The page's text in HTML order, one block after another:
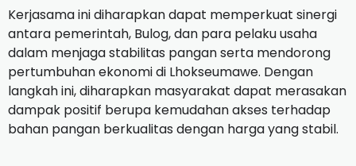
Kerjasama ini diharapkan dapat memperkuat sinergi
antara pemerintah, Bulog, dan para pelaku usaha
dalam menjaga stabilitas pangan serta mendorong
pertumbuhan ekonomi di Lhokseumawe. Dengan
langkah ini, diharapkan masyarakat dapat merasakan
dampak positif berupa kemudahan akses terhadap
bahan pangan berkualitas dengan harga yang stabil.